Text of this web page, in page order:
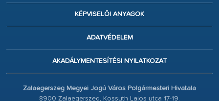
KÉPVISELŐI ANYAGOK
ADATVÉDELEM
AKADÁLYMENTESÍTÉSI NYILATKOZAT
Zalaegerszeg Megyei Jogú Város Polgármesteri Hivatala
8900 Zalaegerszeg, Kossuth Lajos utca 17-19.